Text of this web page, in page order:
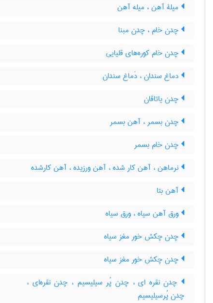
میلۀ آهن ، میله آهن
چدن خام ، چدن مبنا
چدن خام کوره‌های قلیایی
دماغ سندان ، دَماغ سندان
چدن یاتاقان
چدن بسمر ، آهن بسمر
چدن خام بسمر
نرماهن ، آهن کار شده ، آهن ورزیده ، آهن کارشده
آهن بتا
ورق آهن سیاه ، ورق سیاه
چدن چکش خور مغز سیاه
چدن چکش خور مغز سیاه
چدن نقره ای ، چدن پُر سیلیسیم ، چدن نقره‌ای ،
چدن پُرسیلیسیم